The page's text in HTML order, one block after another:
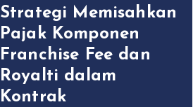
Strategi Memisahkan
Pajak Komponen
Franchise Fee dan
Royalti dalam
Kontrak